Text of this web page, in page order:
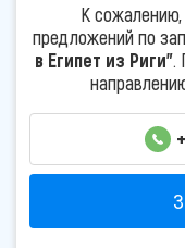
К сожалению,
предложений по
в Египет из Риги".